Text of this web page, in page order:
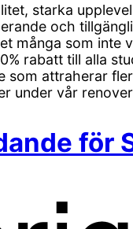
starka
och
många som inte
rabatt till alla
som attraherar
under vår
för